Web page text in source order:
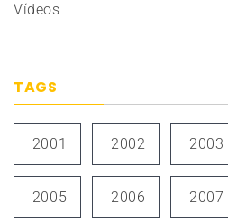
Vídeos
TAGS
2001 2002 2003
2005 2006 2007